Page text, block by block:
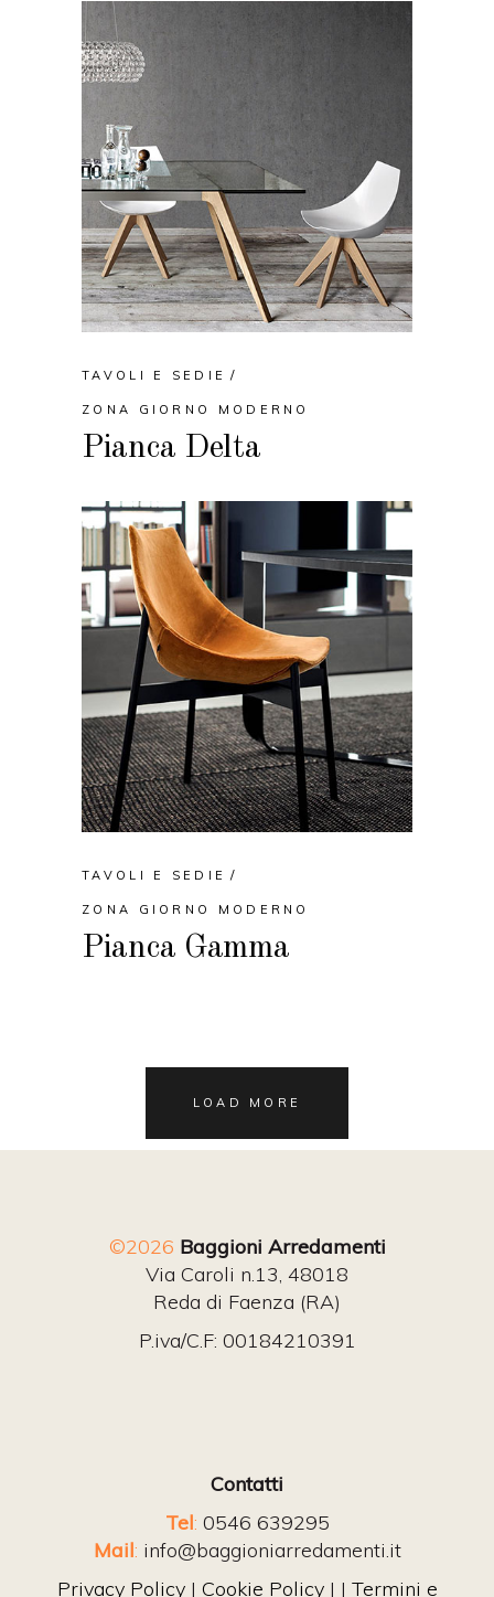
TAVOLI E SEDIE
ZONA GIORNO MODERNO
Pianca Delta
TAVOLI E SEDIE
ZONA GIORNO MODERNO
Pianca Gamma
LOAD MORE
©2026 Baggioni Arredamenti
Via Caroli n.13, 48018
Reda di Faenza (RA)
P.iva/C.F: 00184210391
Contatti
Tel: 0546 639295
Mail: info@baggioniarredamenti.it
Privacy Policy| Cookie Policy| | Termini e